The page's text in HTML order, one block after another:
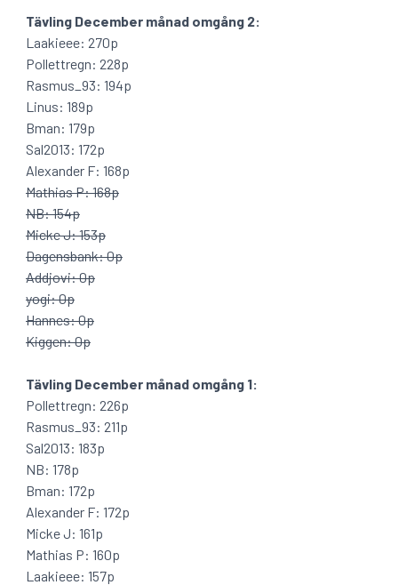
Tävling December månad omgång 2:
Laakieee: 270p
Pollettregn: 228p
Rasmus_93: 194p
Linus: 189p
Bman: 179p
Sal2013: 172p
Alexander F: 168p
Mathias P: 168p
NB: 154p
Micke J: 153p
Dagensbank: 0p
Addjovi: 0p
yogi: 0p
Hannes: 0p
Kiggen: 0p
Tävling December månad omgång 1:
Pollettregn: 226p
Rasmus_93: 211p
Sal2013: 183p
NB: 178p
Bman: 172p
Alexander F: 172p
Micke J: 161p
Mathias P: 160p
Laakieee: 157p